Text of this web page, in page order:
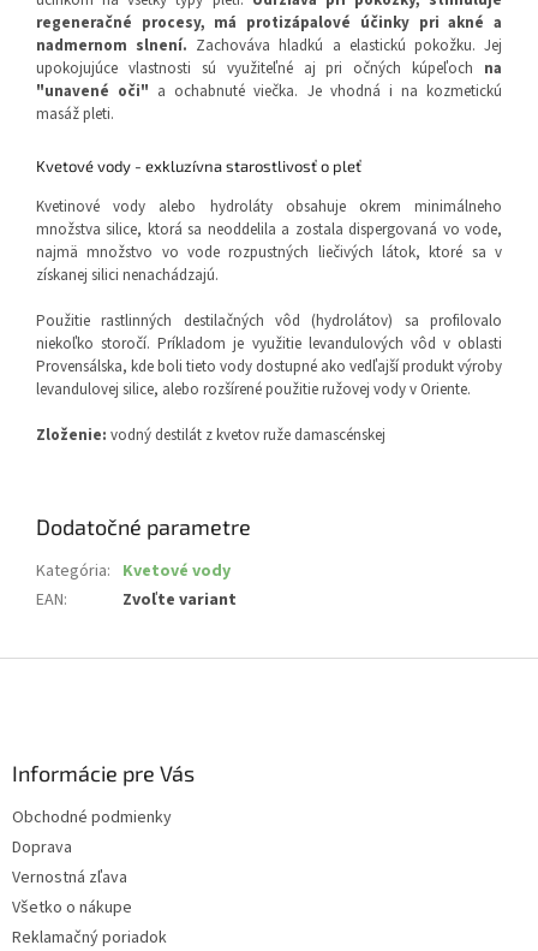
regeneračné procesy, má protizápalové účinky pri akné a
nadmernom slnení. Zachováva hladkú a elastickú pokožku. Jej
upokojujúce vlastnosti sú využiteľné aj pri očných kúpeľoch na
"unavené oči" a ochabnuté viečka. Je vhodná i na kozmetickú
masáž pleti.
Kvetové vody - exkluzívna starostlivosť o pleť
Kvetinové vody alebo hydroláty obsahuje okrem minimálneho
množstva silice, ktorá sa neoddelila a zostala dispergovaná vo vode,
najmä množstvo vo vode rozpustných liečivých látok, ktoré sa v
získanej silici nenachádzajú.
Použitie rastlinných destilačných vôd (hydrolátov) sa profilovalo
niekoľko storočí. Príkladom je využitie levandulových vôd v oblasti
Provensálska, kde boli tieto vody dostupné ako vedľajší produkt výroby
levandulovej silice, alebo rozšírené použitie ružovej vody v Oriente.
Zloženie: vodný destilát z kvetov ruže damascénskej
Dodatočné parametre
Kategória: Kvetové vody
EAN: Zvoľte variant
Informácie pre Vás
Obchodné podmienky
Doprava
Vernostná zľava
Všetko o nákupe
Reklamačný poriadok